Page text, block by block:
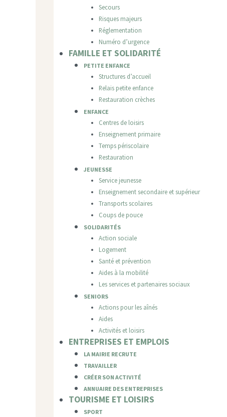
Secours
Risques majeurs
Réglementation
Numéro d’urgence
FAMILLE ET SOLIDARITÉ
PETITE ENFANCE
Structures d’accueil
Relais petite enfance
Restauration crèches
ENFANCE
Centres de loisirs
Enseignement primaire
Temps périscolaire
Restauration
JEUNESSE
Service jeunesse
Enseignement secondaire et supérieur
Transports scolaires
Coups de pouce
SOLIDARITÉS
Action sociale
Logement
Santé et prévention
Aides à la mobilité
Les services et partenaires sociaux
SENIORS
Actions pour les aînés
Aides
Activités et loisirs
ENTREPRISES ET EMPLOIS
LA MAIRIE RECRUTE
TRAVAILLER
CRÉER SON ACTIVITÉ
ANNUAIRE DES ENTREPRISES
TOURISME ET LOISIRS
SPORT